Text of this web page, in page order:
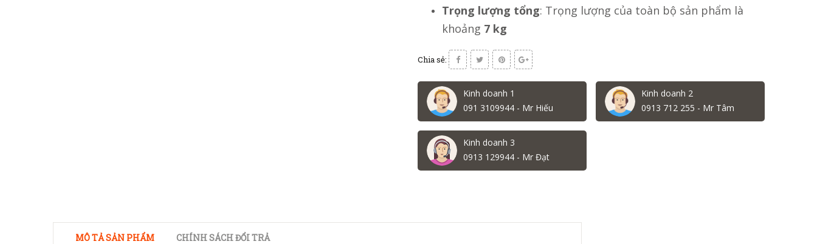
Trọng lượng tổng: Trọng lượng của toàn bộ sản phẩm là
khoảng 7 kg
Chia sẻ:
Kinh doanh 1
091 3109944 - Mr Hiếu
Kinh doanh 2
0913 712 255 - Mr Tâm
Kinh doanh 3
0913 129944 - Mr Đạt
MÔ TẢ SẢN PHẨM CHÍNH SÁCH ĐỔI TRẢ